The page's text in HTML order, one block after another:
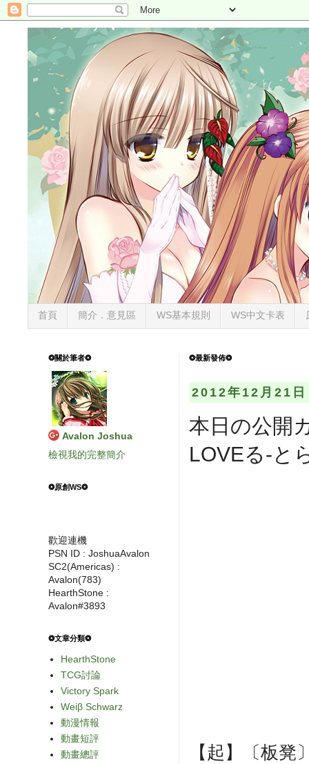
首頁 簡介．意見區 WS基本規則 WS中文卡表
❂最新發佈❂
2012年12月21
本日の公開
LOVEる-と
【起】〔板
❂關於筆者❂
Avalon Joshua
檢視我的完整簡介
❂原創WS❂
歡迎連機
PSN ID : JoshuaAvalon
SC2(Americas) :
Avalon(783)
HearthStone :
Avalon#3893
❂文章分類❂
HearthStone
TCG討論
Victory Spark
Weiβ Schwarz
動漫情報
動畫短評
動畫總評